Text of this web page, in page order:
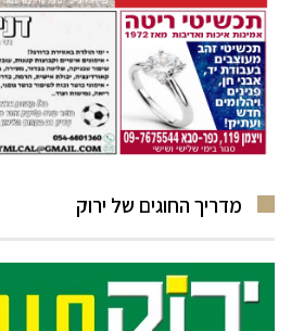
מדריך החוגים של ירוק